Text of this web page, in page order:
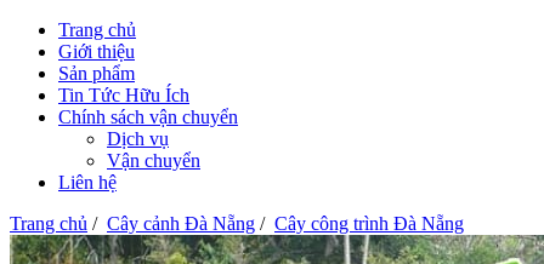
Trang chủ
Giới thiệu
Sản phẩm
Tin Tức Hữu Ích
Chính sách vận chuyển
Dịch vụ
Vận chuyển
Liên hệ
Trang chủ / Cây cảnh Đà Nẵng / Cây công trình Đà Nẵng